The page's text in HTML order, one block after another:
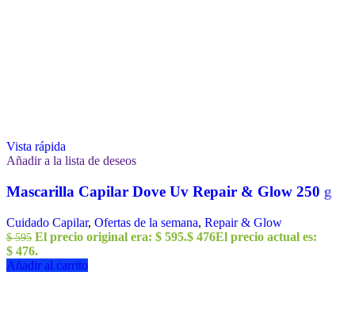
Vista rápida
Añadir a la lista de deseos
Mascarilla Capilar Dove Uv Repair & Glow 250 g
Cuidado Capilar, Ofertas de la semana, Repair & Glow
$595 El precio original era: $ 595.$ 476El precio actual es:
$ 476.
Añadir al carrito